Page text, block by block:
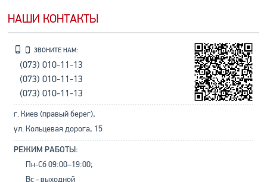
НАШИ КОНТАКТЫ
ЗВОНИТЕ НАМ:
(073) 010-11-13
(073) 010-11-13
(073) 010-11-13
г. Киев (правый берег),
ул. Кольцевая дорога, 15
РЕЖИМ РАБОТЫ:
Пн-Сб 09:00–19:00;
Вс - выходной